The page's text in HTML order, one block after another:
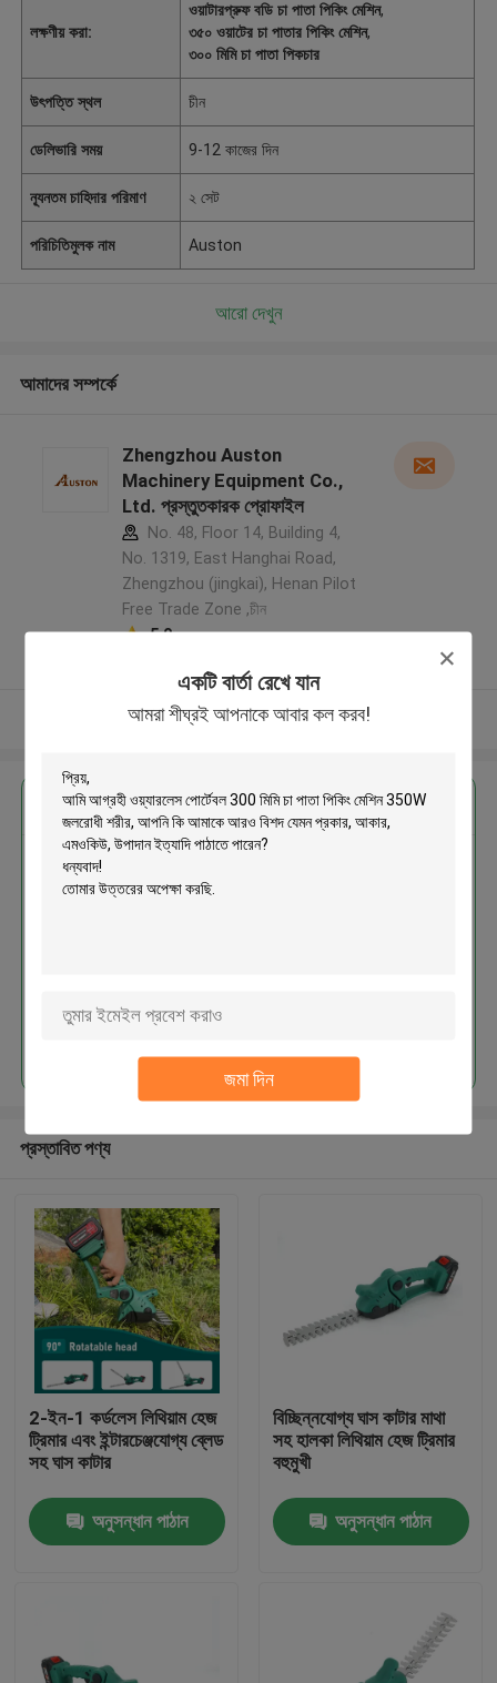
একটি বার্তা রেখে যান
আমরা শীঘ্রই আপনাকে আবার কল করব!
জমা দিন
বাড়ি
ভিডিও
লক্ষণীয় করা:
ওয়াটারপ্রুফ বডি চা পাতা পিকিং মেশিন,
৩৫০ ওয়াটের চা পাতার পিকিং মেশিন,
৩০০ মিমি চা পাতা পিকচার
উৎপত্তি স্থল চীন
ডেলিভারি সময় 9-12 কাজের দিন
ন্যূনতম চাহিদার পরিমাণ ২ সেট
পরিচিতিমুলক নাম Auston
আরো দেখুন
আমাদের সম্পর্কে
Zhengzhou Auston
Machinery Equipment Co.,
Ltd. প্রস্তুতকারক প্রোফাইল
No. 48, Floor 14, Building 4,
No. 1319, East Hanghai Road,
Zhengzhou (jingkai), Henan Pilot
Free Trade Zone ,চীন
5.0
আরো দেখুন
এর সেরা মূল্য পান
মেশিন 350W জলরোধী শরীর
প্রস্তাবিত পণ্য
2-ইন-1 কর্ডলেস লিথিয়াম হেজ
ট্রিমার এবং ইন্টারচেঞ্জযোগ্য ব্লেড
সহ ঘাস কাটার
অনুসন্ধান পাঠান
বিচ্ছিন্নযোগ্য ঘাস কাটার মাথা
সহ হালকা লিথিয়াম হেজ ট্রিমার
বহুমুখী
অনুসন্ধান পাঠান